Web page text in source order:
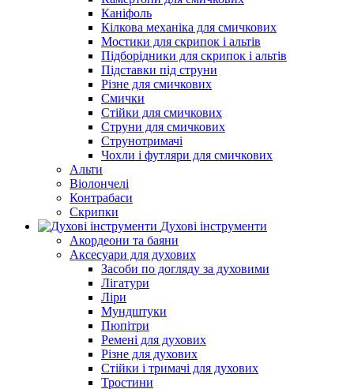
Каніфоль
Кілкова механіка для смичкових
Мостики для скрипок і альтів
Підборiдники для скрипок і альтів
Підставки під струни
Різне для смичкових
Смички
Стійки для смичкових
Струни для смичкових
Струнотримачі
Чохли і футляри для смичкових
Альти
Віолончелі
Контрабаси
Скрипки
Духові інструменти
Акордеони та баяни
Аксесуари для духових
Засоби по догляду за духовими
Лігатури
Ліри
Мундштуки
Пюпітри
Ремені для духових
Різне для духових
Стійки і тримачі для духових
Тростини